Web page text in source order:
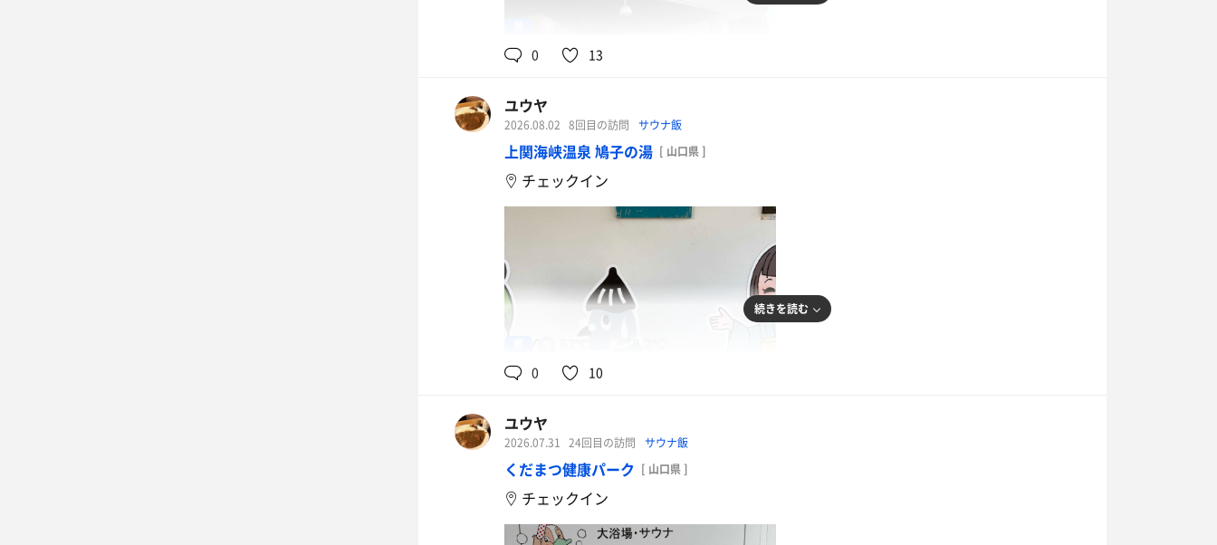
あおさみそ汁
イオンウォーター
0 13
ユウヤ
2026.08.02 8回目の訪問 サウナ飯
上関海峡温泉 鳩子の湯 [ 山口県 ]
チェックイン
続きを読む
0 10
ユウヤ
2026.07.31 24回目の訪問 サウナ飯
くだまつ健康パーク [ 山口県 ]
チェックイン